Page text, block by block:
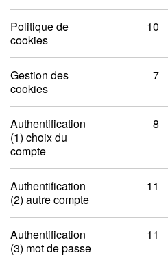
Politique de
cookies
10
Gestion des
cookies
7
Authentification
(1) choix du
compte
8
Authentification
(2) autre compte
11
Authentification
(3) mot de passe
11